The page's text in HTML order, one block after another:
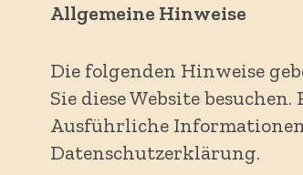
Allgemeine Hinweise
Die folgenden Hinweise
Sie diese Website
Ausführliche
Datenschutzerklärung.